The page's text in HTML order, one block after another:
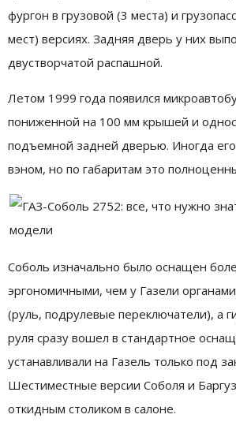
фургон в грузовой (3 места) и
мест) версиях. Задняя дверь у них
двустворчатой распашной.
Летом 1999 года появился
пониженной на 100 мм крышей и
подъемной задней дверью. Иногда
вэном, но по габаритам это
Соболь изначально было оснащен
эргономичными, чем у Газели
(руль, подрулевые переключатели), а
руля сразу вошел в стандартное
устанавливали на Газель только под
Шестиместные версии Соболя и
откидным столиком в салоне.